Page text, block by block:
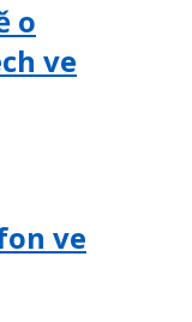
o
ve
ve